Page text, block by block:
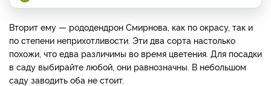
Вторит ему — рододендрон Смирнова, как по окрасу, так и
по степени неприхотливости. Эти два сорта настолько
похожи, что едва различимы во время цветения. Для посадки
в саду выбирайте любой, они равнозначны. В небольшом
саду заводить оба не стоит.